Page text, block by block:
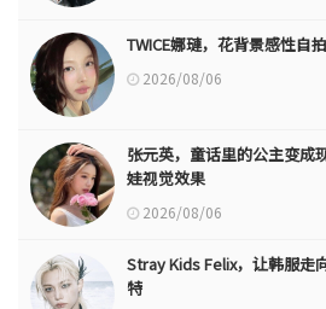
TWICE娜璉，花背景感性自
2026/08/06
张元英，童话里的公主变
娃视觉效果
2026/08/06
Stray Kids Felix，让韩服
特